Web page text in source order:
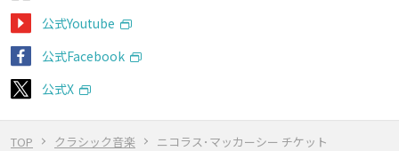
TOP クラシック音楽 ニコラス･マッカーシー チケット
公式Youtube
公式Facebook
公式X